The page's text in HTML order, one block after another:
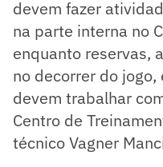
devem fazer
na parte interna no
enquanto reservas,
no decorrer do
devem trabalhar
Centro de
técnico Vagner